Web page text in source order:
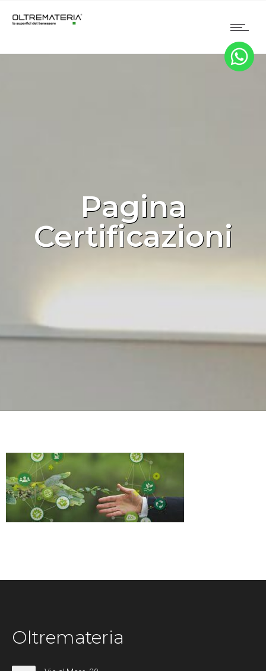
Pagina
Certificazioni
Oltremateria